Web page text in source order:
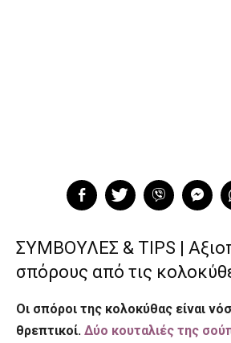
ΣΥΜΒΟΥΛΕΣ & TIPS |
σπόρους από τις
Οι σπόροι της κολοκύθας είναι
θρεπτικοί. Δύο κουταλιές της